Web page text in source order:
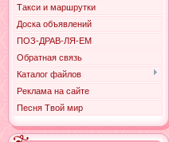
Такси и маршрутки
Доска объявлений
ПОЗ-ДРАВ-ЛЯ-ЕМ
Обратная связь
Каталог файлов
Реклама на сайте
Песня Твой мир